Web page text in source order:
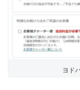
ヨド